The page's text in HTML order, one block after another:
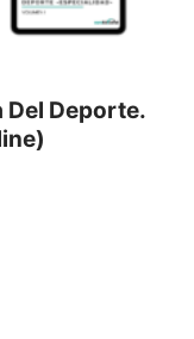
Del Deporte.